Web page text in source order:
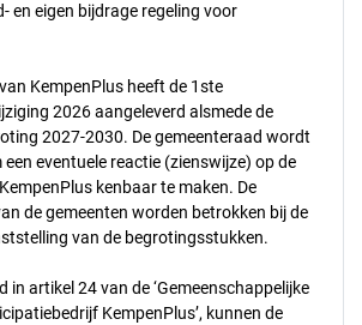
en eigen bijdrage regeling voor
KempenPlus heeft de 1ste
2026 aangeleverd alsmede de
2027-2030. De gemeenteraad wordt
eventuele reactie (zienswijze) op de
kenbaar te maken. De
de gemeenten worden betrokken bij de
van de begrotingsstukken.
in artikel 24 van de ‘Gemeenschappelijke
KempenPlus’, kunnen de